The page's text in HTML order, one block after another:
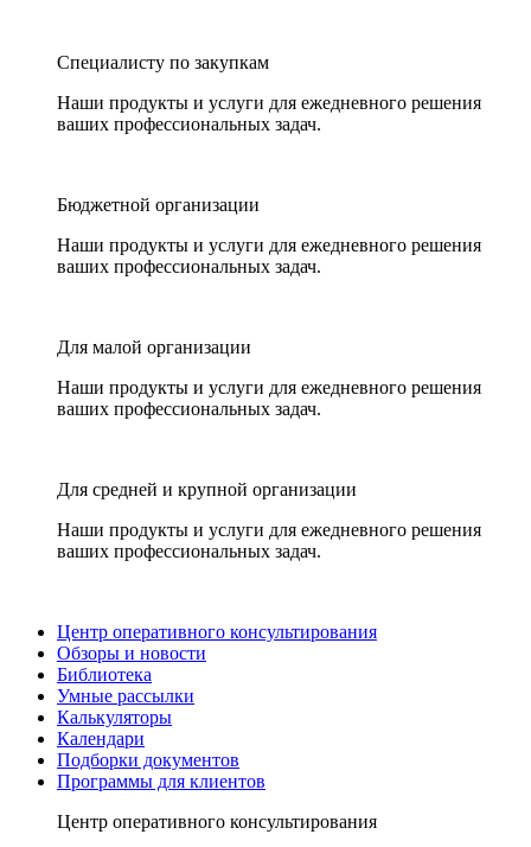
Специалисту по закупкам
Наши продукты и услуги для ежедневного решения
ваших профессиональных задач.
Бюджетной организации
Наши продукты и услуги для ежедневного решения
ваших профессиональных задач.
Для малой организации
Наши продукты и услуги для ежедневного решения
ваших профессиональных задач.
Для средней и крупной организации
Наши продукты и услуги для ежедневного решения
ваших профессиональных задач.
Центр оперативного консультирования
Обзоры и новости
Библиотека
Умные рассылки
Калькуляторы
Календари
Подборки документов
Программы для клиентов
Центр оперативного консультирования